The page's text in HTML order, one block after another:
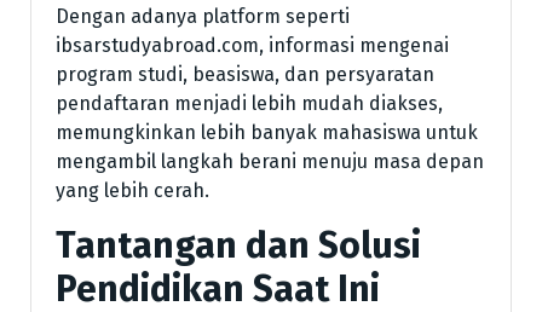
Dengan adanya platform seperti
ibsarstudyabroad.com, informasi mengenai
program studi, beasiswa, dan persyaratan
pendaftaran menjadi lebih mudah diakses,
memungkinkan lebih banyak mahasiswa untuk
mengambil langkah berani menuju masa depan
yang lebih cerah.
Tantangan dan Solusi
Pendidikan Saat Ini